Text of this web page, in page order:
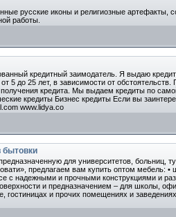
русские иконы и религиозные артефакты,
работы.
кредитный заимодатель. Я выдаю
5 до 25 лет, в зависимости от
кредита. Мы выдаем кредиты по
кредиты Бизнес кредиты Если вы
www.lidya.co
бытовки
для университетов, больниц,
предлагаем вам купить оптом мебель:
с надежными и прочными конструкциями и
и предназначением – для школы,
и прочих помещениях и